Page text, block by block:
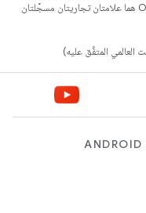
. إنّ Java وOpenJDK هما علامتان تجاريتان مسجَّلتان